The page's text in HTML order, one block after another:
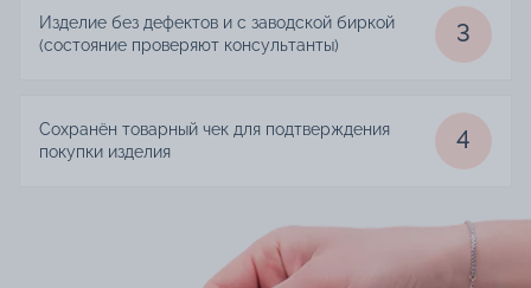
Изделие без дефектов и с заводской биркой
(состояние проверяют консультанты)
3
Сохранён товарный чек для подтверждения
покупки изделия
4